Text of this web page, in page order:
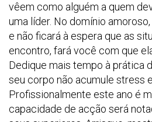
vêem como alguém a quem
uma líder. No domínio
e não ficará à espera que as
encontro, fará você com que
Dedique mais tempo à prática
seu corpo não acumule stress
Profissionalmente este ano é
capacidade de acção será